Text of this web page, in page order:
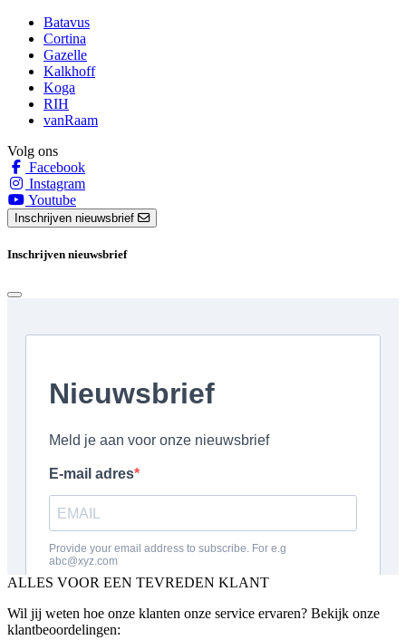
Batavus
Cortina
Gazelle
Kalkhoff
Koga
RIH
vanRaam
Volg ons
Facebook
Instagram
Youtube
Inschrijven nieuwsbrief
Inschrijven nieuwsbrief
ALLES VOOR EEN TEVREDEN KLANT
Wil jij weten hoe onze klanten onze service ervaren? Bekijk onze
klantbeoordelingen: